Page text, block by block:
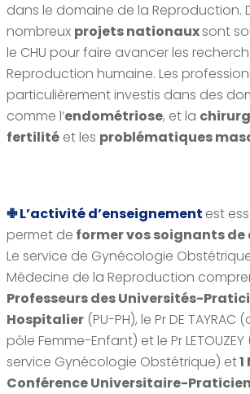
dans le domaine de la Reproduction.
nombreux projets nationauxsont
le CHU pour faire avancer les
Reproduction humaine. Les
particulièrement investis dans des
comme l’endométriose, et la
fertilité et les problématiques
✙ L’activité d’enseignement est
permet de former vos soignants de
Le service de Gynécologie
Médecine de la Reproduction
Professeurs des Universités-
Hospitalier (PU-PH), le Pr DE TAYRAC
pôle Femme-Enfant) et le Pr
service Gynécologie Obstétrique) et
Conférence Universitaire-Praticien